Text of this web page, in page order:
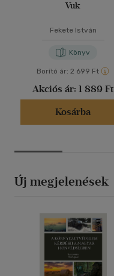
Vuk
Fekete István
Könyv
Borító ár: 2 699 Ft
Akciós ár: 1 889 Ft
Kosárba
Új megjelenések